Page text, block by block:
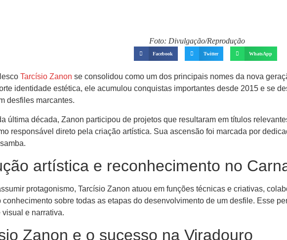
Foto: Divulgação/Reprodução
Facebook Twitter WhatsApp
Tarcísio Zanon se consolidou como um dos principais nomes da nova
identidade estética, ele acumulou conquistas importantes desde 2015 e se
desfiles marcantes.
última década, Zanon participou de projetos que resultaram em títulos
responsável direto pela criação artística. Sua ascensão foi marcada por
artística e reconhecimento no
protagonismo, Tarcísio Zanon atuou em funções técnicas e criativas,
conhecimento sobre todas as etapas do desenvolvimento de um desfile. Esse
visual e narrativa.
Zanon e o sucesso na Viradouro